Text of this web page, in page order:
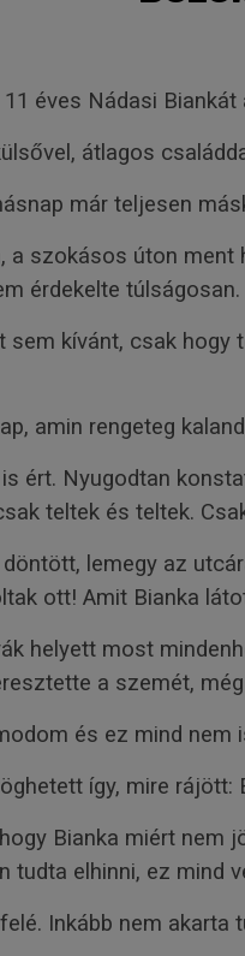
éves Nádasi
átlagos
már teljesen
a szokásos úton
érdekelte
sem kívánt, csak
amin rengeteg
ért. Nyugodtan
teltek és teltek.
lemegy az
ott! Amit Bianka
helyett most
a szemét,
és ez mind
így, mire rájött:
Bianka miért
tudta elhinni, ez mind
Inkább nem akarta